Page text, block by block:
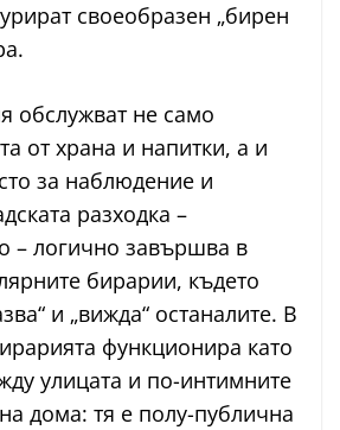
своеобразен „бирен
обслужват не само
от храна и напитки, а и
за наблюдение и
разходка –
– логично завършва в
бирарии, където
и „вижда“ останалите. В
функционира като
улицата и по-интимните
дома: тя е полу-публична